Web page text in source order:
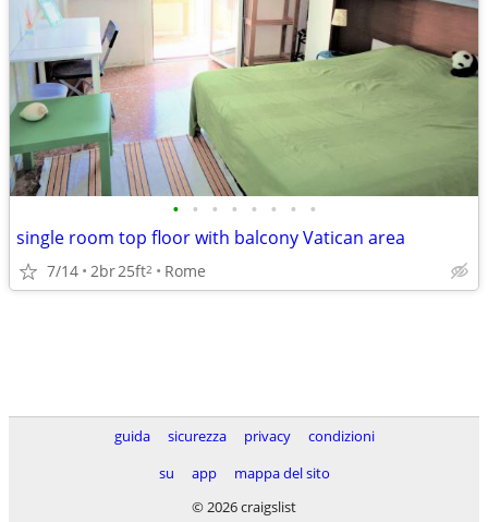
• • • • • • • •
single room top floor with balcony Vatican area
7/14 2br25ft2 Rome
guida sicurezza privacy
condizioni
su
app
mappa del sito
© 2026 craigslist